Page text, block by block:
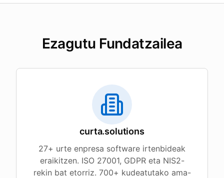
Ezagutu Fundatzailea
curta.solutions
27+ urte enpresa software irtenbideak
eraikitzen. ISO 27001, GDPR eta NIS2-
rekin bat etorriz. 700+ kudeatutako ama-